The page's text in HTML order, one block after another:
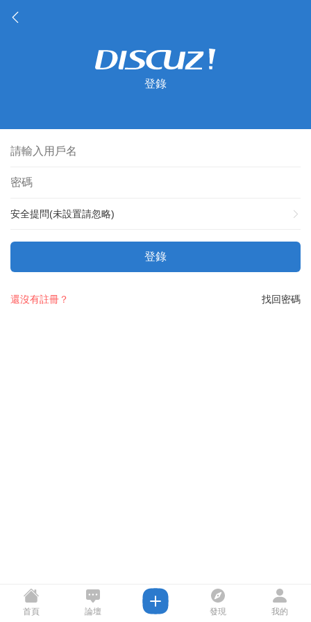
登錄
安全提問(未設置請忽略)
登錄
找回密碼
還沒有註冊？
首頁 論壇 發現 我的